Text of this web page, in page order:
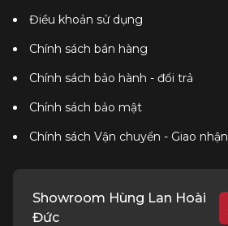
Điều khoản sử dụng
Chính sách bán hàng
Chính sách bảo hành - đổi trả
Chính sách bảo mật
Chính sách Vận chuyển - Giao nhận
Showroom Hùng Lan Hoài
Đức